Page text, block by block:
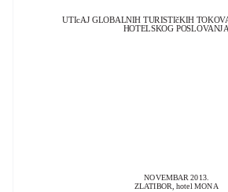
UTIcAJ GLOBALNIH TURISTIčKIH
HOTELSKOG
NOVEMBAR 2013.
ZLATIBOR, hotel MONA